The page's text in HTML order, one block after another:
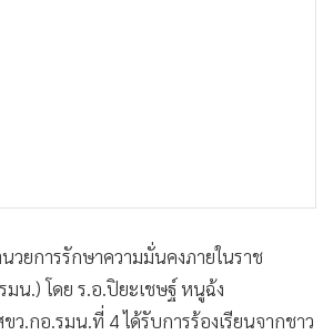
วยการรักษาความมั่นคงภายในราช
น.) โดย ร.อ.ปิยะเชษฐ์ หนูฉ้ง
.กอ.รมน.ที่ 4 ได้รับการร้องเรียนจากชาว